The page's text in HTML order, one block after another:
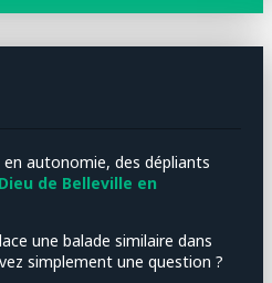
autonomie, des dépliants
de Belleville en
une balade similaire dans
simplement une question ?